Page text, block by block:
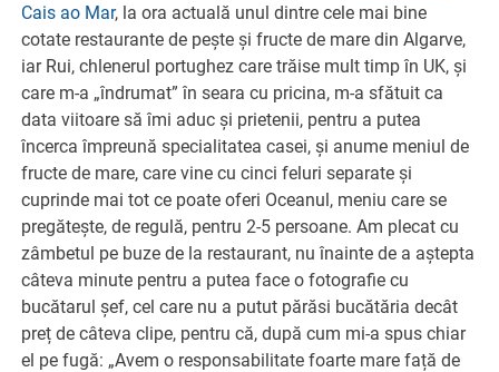
Cais ao Mar, la ora actuală unul dintre cele mai bine
cotate restaurante de pește și fructe de mare din Algarve,
iar Rui, chlenerul portughez care trăise mult timp în UK, și
care m-a „îndrumat” în seara cu pricina, m-a sfătuit ca
data viitoare să îmi aduc și prietenii, pentru a putea
încerca împreună specialitatea casei, și anume meniul de
fructe de mare, care vine cu cinci feluri separate și
cuprinde mai tot ce poate oferi Oceanul, meniu care se
pregătește, de regulă, pentru 2-5 persoane. Am plecat cu
zâmbetul pe buze de la restaurant, nu înainte de a aștepta
câteva minute pentru a putea face o fotografie cu
bucătarul șef, cel care nu a putut părăsi bucătăria decât
preț de câteva clipe, pentru că, după cum mi-a spus chiar
el pe fugă: „Avem o responsabilitate foarte mare față de